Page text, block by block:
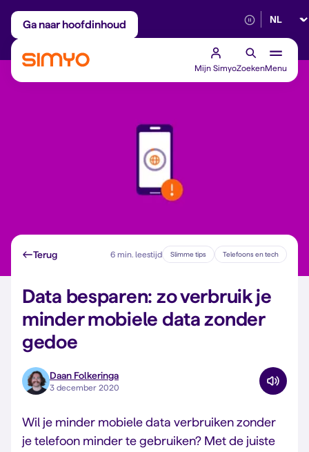
Ga naar hoofdinhoud
Maandelijks aanpasbaar Betrouwbaar
Mijn SimyoZoekenMenu
Terug 6 min. leestijd Slimme tips Telefoons en tech
Data besparen: zo verbruik je
minder mobiele data zonder
gedoe
Daan Folkeringa
3 december 2020
Wil je minder mobiele data verbruiken zonder
je telefoon minder te gebruiken? Met de juiste